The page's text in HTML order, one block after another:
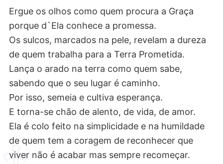
Ergue os olhos como quem procura a Graça
porque d`Ela conhece a promessa.
Os sulcos, marcados na pele, revelam a dureza
de quem trabalha para a Terra Prometida.
Lança o arado na terra como quem sabe,
sabendo que o seu lugar é caminho.
Por isso, semeia e cultiva esperança.
E torna-se chão de alento, de vida, de amor.
Ela é colo feito na simplicidade e na humildade
de quem tem a coragem de reconhecer que
viver não é acabar mas sempre recomeçar.